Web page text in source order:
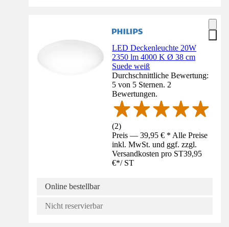
LED Deckenleuchte 20W
2350 lm 4000 K Ø 38 cm
Suede weiß
Durchschnittliche Bewertung:
5 von 5 Sternen. 2
Bewertungen.
(2)
Preis — 39,95 € * Alle Preise
inkl. MwSt. und ggf. zzgl.
Versandkosten pro ST39,95
€*/ ST
Online bestellbar
Nicht reservierbar